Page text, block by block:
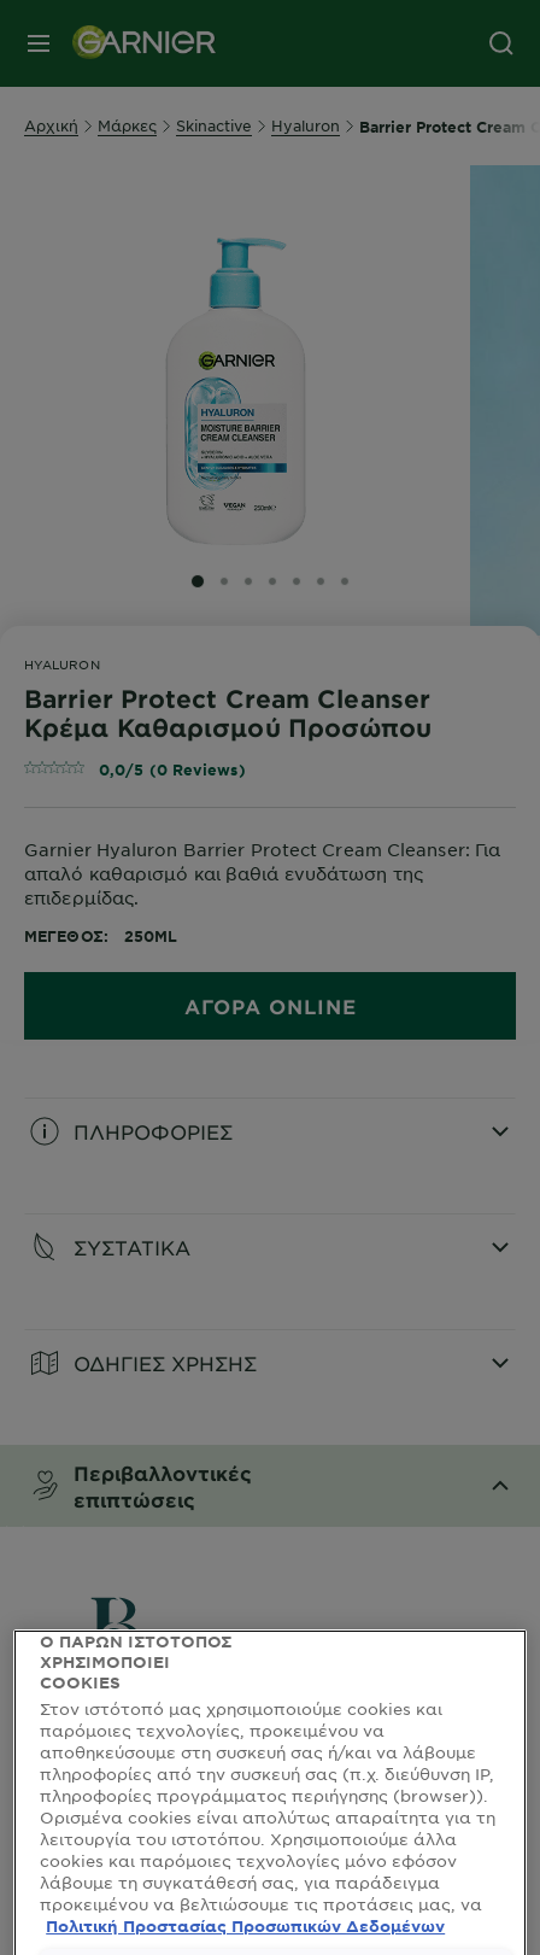
MENU
Αρχική Μάρκες Skinactive Hyaluron Barrier Protect Cream
SLIDE 1
SLIDE 2
SLIDE 3
SLIDE 4
SLIDE 5
SLIDE 6
SLIDE 7
HYALURON
Barrier Protect Cream Cleanser
Κρέμα Καθαρισμού Προσώπου
0,0/5 (0 Reviews)
Garnier Hyaluron Barrier Protect Cream Cleanser: Για
απαλό καθαρισμό και βαθιά ενυδάτωση της
επιδερμίδας.
ΜΈΓΕΘΟΣ 250ML
ΑΓΟΡΑ ONLINE
ΠΛΗΡΟΦΟΡΙΕΣ
ΣΥΣΤΑΤΙΚΑ
ΟΔΗΓΙΕΣ ΧΡΗΣΗΣ
Περιβαλλοντικές
επιπτώσεις
Ο ΠΑΡΩΝ ΙΣΤΟΤΟΠΟΣ
ΧΡΗΣΙΜΟΠΟΙΕΙ
COOKIES
Στον ιστότοπό μας χρησιμοποιούμε cookies και
παρόμοιες τεχνολογίες, προκειμένου να
αποθηκεύσουμε στη συσκευή σας ή/και να λάβουμε
πληροφορίες από την συσκευή σας (π.χ. διεύθυνση IP,
πληροφορίες προγράμματος περιήγησης (browser)).
Ορισμένα cookies είναι απολύτως απαραίτητα για τη
λειτουργία του ιστοτόπου. Χρησιμοποιούμε άλλα
cookies και παρόμοιες τεχνολογίες μόνο εφόσον
λάβουμε τη συγκατάθεσή σας, για παράδειγμα
προκειμένου να βελτιώσουμε τις προτάσεις μας, να
αναλύσουμε τη χρήση, να προσαρμόσουμε το
Πολιτική Προστασίας Προσωπικών Δεδομένων